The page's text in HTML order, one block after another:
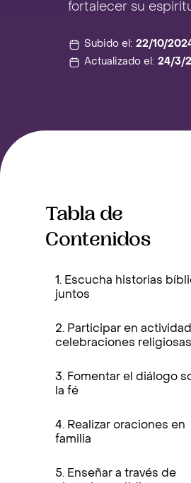
fortalecer su
Subido el: 22/10/
Actualizado el: 24/3/
Tabla de
Contenidos
1. Escucha historias
juntos
2. Participar en
celebraciones
3. Fomentar el diálogo
la fé
4. Realizar oraciones en
familia
5. Enseñar a través de